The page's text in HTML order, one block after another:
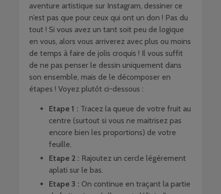
aventure artistique sur Instagram, dessiner ce
n’est pas que pour ceux qui ont un don ! Pas du
tout ! Si vous avez un tant soit peu de logique
en vous, alors vous arriverez avec plus ou moins
de temps à faire de jolis croquis ! Il vous suffit
de ne pas penser le dessin uniquement dans
son ensemble, mais de le décomposer en
étapes ! Voyez plutôt ci-dessous :
Etape 1 : Tracez la queue de votre fruit au
centre (surtout si vous ne maitrisez pas
encore bien les proportions) de votre
feuille.
Etape 2 : Rajoutez un cercle légèrement
aplati sur le bas.
Etape 3 : On continue en traçant la partie